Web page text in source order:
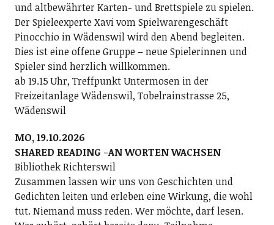
und altbewährter Karten- und Brettspiele zu spielen.
Der Spieleexperte Xavi vom Spielwarengeschäft
Pinocchio in Wädenswil wird den Abend begleiten.
Dies ist eine offene Gruppe – neue Spielerinnen und
Spieler sind herzlich willkommen.
ab 19.15 Uhr, Treffpunkt Untermosen in der
Freizeitanlage Wädenswil, Tobelrainstrasse 25,
Wädenswil
MO, 19.10.2026
SHARED READING -AN WORTEN WACHSEN
Bibliothek Richterswil
Zusammen lassen wir uns von Geschichten und
Gedichten leiten und erleben eine Wirkung, die wohl
tut. Niemand muss reden. Wer möchte, darf lesen.